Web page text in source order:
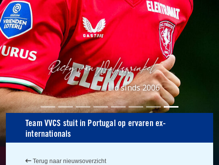
Lid sinds 2006
Team VVCS stuit in Portugal op ervaren ex-
internationals
Terug naar nieuwsoverzicht